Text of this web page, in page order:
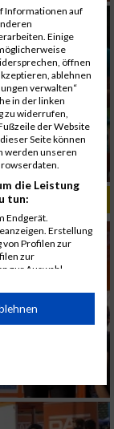
Informationen auf
Einige
öffnen
ablehnen
verwalten“
in der linken
zu widerrufen,
der Website
Seite können
werden unseren
die Leistung
tun:
Endgerät.
Erstellung
von Profilen zur
zur
zur Auswahl
Statistiken oder
und
und in die